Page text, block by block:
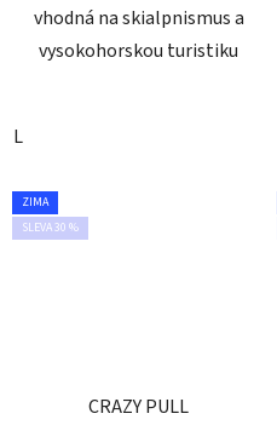
vhodná na skialpnismus a
vysokohorskou turistiku
L
ZIMA
SLEVA 30 %
CRAZY PULL